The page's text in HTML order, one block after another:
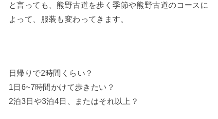
と言っても、熊野古道を歩く季節や熊野古道のコースに
よって、服装も変わってきます。
日帰りで2時間くらい？
1日6~7時間かけて歩きたい？
2泊3日や3泊4日、またはそれ以上？